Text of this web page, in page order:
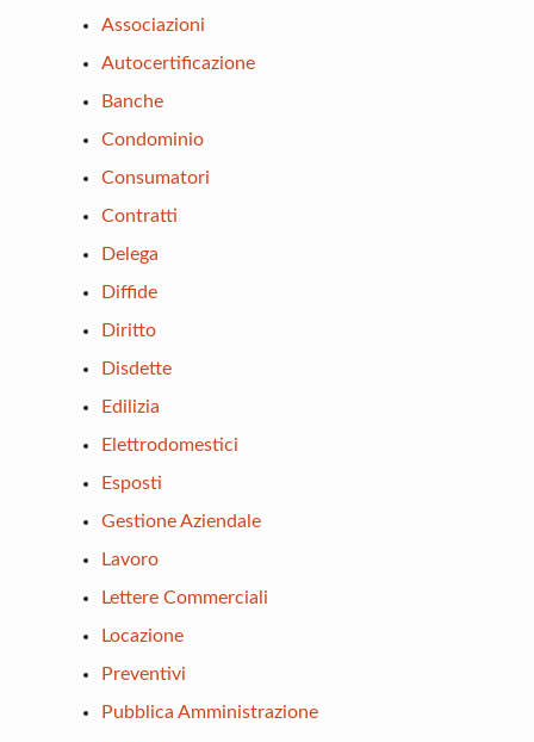
Associazioni
Autocertificazione
Banche
Condominio
Consumatori
Contratti
Delega
Diffide
Diritto
Disdette
Edilizia
Elettrodomestici
Esposti
Gestione Aziendale
Lavoro
Lettere Commerciali
Locazione
Preventivi
Pubblica Amministrazione